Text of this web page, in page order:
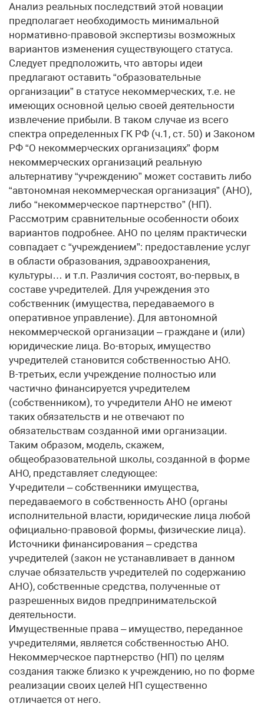
Анализ реальных последствий этой новации
предполагает необходимость минимальной
нормативно-правовой экспертизы возможных
вариантов изменения существующего статуса.
Следует предположить, что авторы идеи
предлагают оставить “образовательные
организации” в статусе некоммерческих, т.е. не
имеющих основной целью своей деятельности
извлечение прибыли. В таком случае из всего
спектра определенных ГК РФ (ч.1, ст. 50) и Законом
РФ “О некоммерческих организациях” форм
некоммерческих организаций реальную
альтернативу “учреждению” может составить либо
“автономная некоммерческая организация” (АНО),
либо “некоммерческое партнерство” (НП).
Рассмотрим сравнительные особенности обоих
вариантов подробнее. АНО по целям практически
совпадает с “учреждением”: предоставление услуг
в области образования, здравоохранения,
культуры… и т.п. Различия состоят, во-первых, в
составе учредителей. Для учреждения это
собственник (имущества, передаваемого в
оперативное управление). Для автономной
некоммерческой организации – граждане и (или)
юридические лица. Во-вторых, имущество
учредителей становится собственностью АНО.
В-третьих, если учреждение полностью или
частично финансируется учредителем
(собственником), то учредители АНО не имеют
таких обязательств и не отвечают по
обязательствам созданной ими организации.
Таким образом, модель, скажем,
общеобразовательной школы, созданной в форме
АНО, представляет следующее:
Учредители – собственники имущества,
передаваемого в собственность АНО (органы
исполнительной власти, юридические лица любой
официально-правовой формы, физические лица).
Источники финансирования – средства
учредителей (закон не устанавливает в данном
случае обязательств учредителей по содержанию
АНО), собственные средства, полученные от
разрешенных видов предпринимательской
деятельности.
Имущественные права – имущество, переданное
учредителями, является собственностью АНО.
Некоммерческое партнерство (НП) по целям
создания также близко к учреждению, но по форме
реализации своих целей НП существенно
отличается от него.